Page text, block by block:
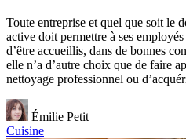
Toute entreprise et quel que soit le
active doit permettre à ses
d’être accueillis, dans de bonnes
elle n’a d’autre choix que de faire
nettoyage professionnel ou
Émilie Petit
Cuisine